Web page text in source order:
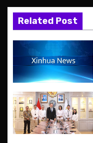
v
i
g
a
t
i
o
Related Post